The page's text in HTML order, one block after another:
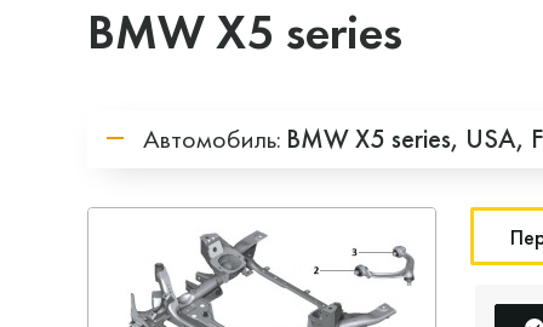
BMW X5 series
Автомобиль: BMWX5 series, USA,